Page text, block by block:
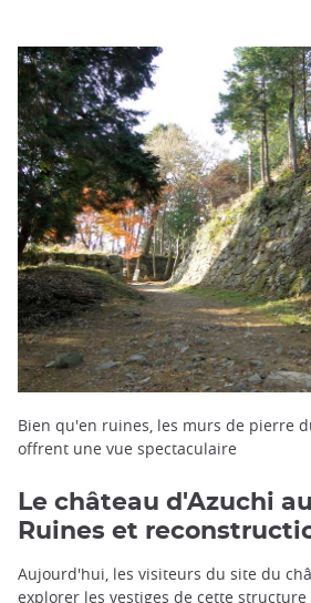
Bien qu'en ruines, les murs de pierre
offrent une vue spectaculaire
Le château d'Azuchi
Ruines et
Aujourd'hui, les visiteurs du site du
explorer les vestiges de cette